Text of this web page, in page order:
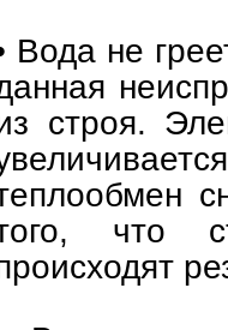
Вода не
строя.
что